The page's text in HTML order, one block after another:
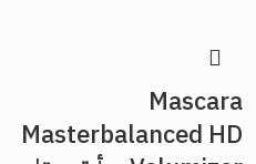
Mascara
Masterbalanced HD